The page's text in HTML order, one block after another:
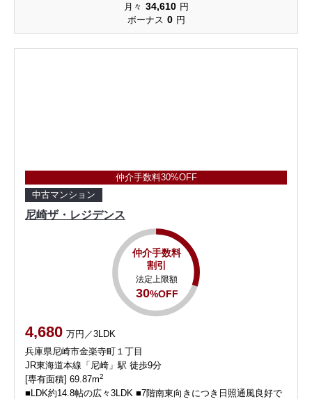
月々 34,610 円
ボーナス 0 円
仲介手数料30%OFF
中古マンション
尼崎ザ・レジデンス
仲介手数料
割引
法定上限額
30%OFF
4,680 万円／3LDK
兵庫県尼崎市金楽寺町１丁目
JR東海道本線「尼崎」駅 徒歩9分
[専有面積] 69.87m2
■LDK約14.8帖の広々3LDK ■7階南東向きにつき日照通風良好で